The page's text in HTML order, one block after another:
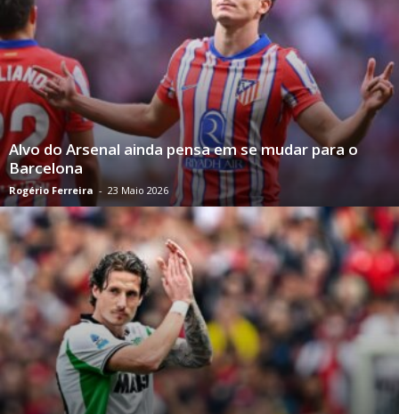
Alvo do Arsenal ainda pensa em se mudar para o
Barcelona
Rogério Ferreira - 23 Maio 2026